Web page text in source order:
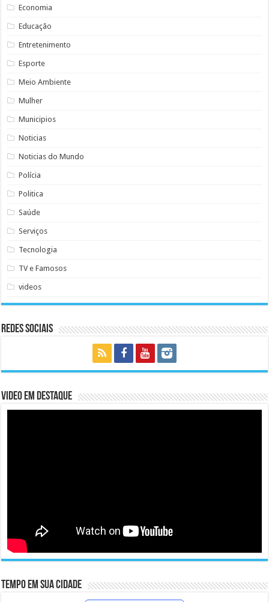
Economia
Educação
Entretenimento
Esporte
Meio Ambiente
Mulher
Municipios
Noticias
Noticias do Mundo
Polícia
Politica
Saúde
Serviços
Tecnologia
TV e Famosos
videos
Redes Sociais
Video em Destaque
Tempo em sua cidade